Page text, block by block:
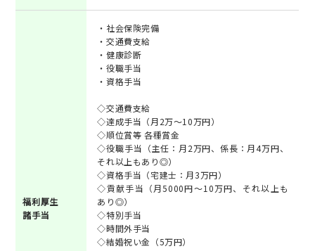
福利厚生
諸手当
・社会保険完備
・交通費支給
・健康診断
・役職手当
・資格手当
◇交通費支給
◇達成手当（月2万～10万円）
◇順位賞等 各種賞金
◇役職手当（主任：月2万円、係長：月4万円、
それ以上もあり◎）
◇資格手当（宅建士：月3万円）
◇貢献手当（月5000円～10万円、それ以上も
あり◎）
◇特別手当
◇時間外手当
◇結婚祝い金（5万円）